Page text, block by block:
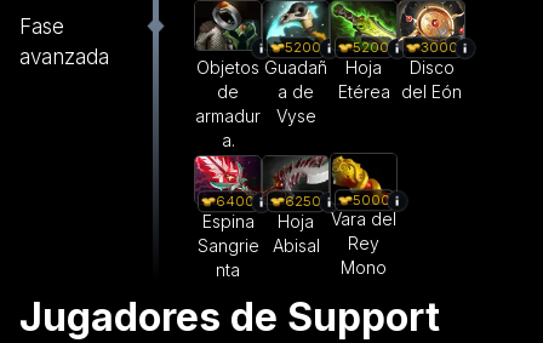
Fase
avanzada
Objetos
de
armadur
a.
5200
Guadañ
a de
Vyse
5200
Hoja
Etérea
3000
Disco
del Eón
6400
Espina
Sangrie
nta
6250
Hoja
Abisal
5000
Vara del
Rey
Mono
Jugadores de Support